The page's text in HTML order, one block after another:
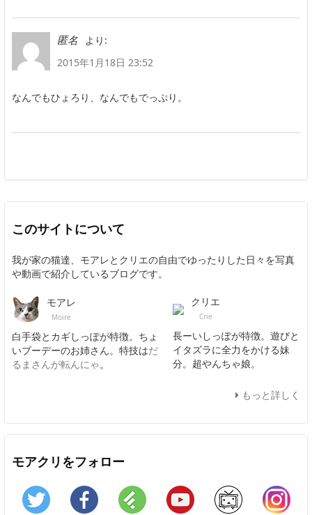
匿名
より:
2015年1月18日 23:52
なんでもひょろり、なんでもでっぷり。
このサイトについて
我が家の猫達、モアレとクリエの自由でゆったりした日々を写真
や動画で紹介しているブログです。
モアレ
Moire
白手袋とカギしっぽが特徴。ちょ
いブーデーのお姉さん。特技はだ
るまさんが転んにゃ。
クリエ
Crie
長ーいしっぽが特徴。遊びと
イタズラに全力をかける妹
分。超やんちゃ娘。
もっと詳しく
モアクリをフォロー
Twitter Facebook Feedly YouTube ニコニコ動画